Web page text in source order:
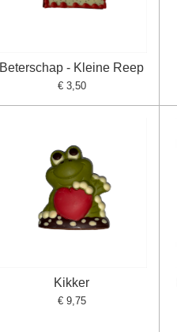
Beterschap - Kleine Reep
€ 3,50
Kikker
€ 9,75